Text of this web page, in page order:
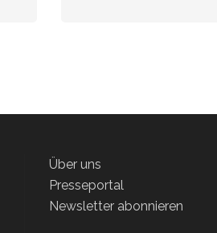
Über uns
Presseportal
Newsletter abonnieren